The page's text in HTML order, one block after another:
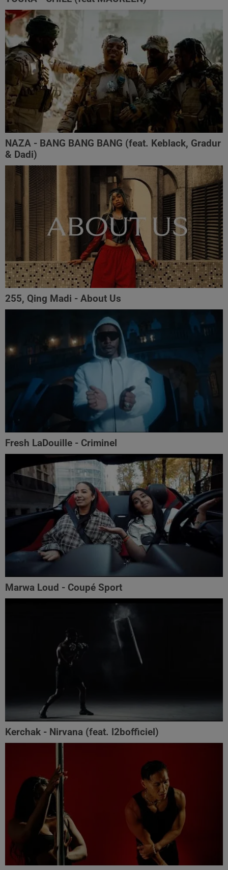
NAZA - BANG BANG BANG (feat. Keblack, Gradur
& Dadi)
255, Qing Madi - About Us
Fresh LaDouille - Criminel
Marwa Loud - Coupé Sport
Kerchak - Nirvana (feat. ‪l2bofficiel‬)